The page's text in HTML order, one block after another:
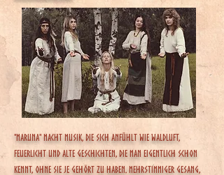
"Maruna" macht Musik, die sich anfühlt wie Waldluft,
Feuerlicht und alte Geschichten, die man eigentlich schon
kennt, ohne sie je gehört zu haben. Mehrstimmiger Gesang,